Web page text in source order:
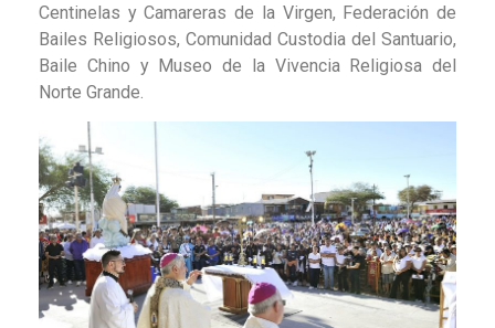
Centinelas y Camareras de la Virgen, Federación de
Bailes Religiosos, Comunidad Custodia del Santuario,
Baile Chino y Museo de la Vivencia Religiosa del
Norte Grande.